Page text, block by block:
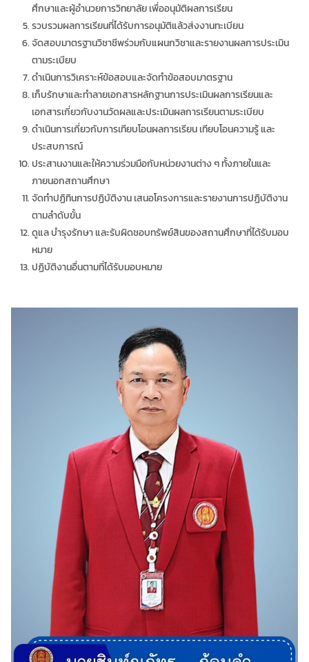
ศึกษาและผู้อำนวยการวิทยาลัย เพื่ออนุมัติผลการเรียน
รวบรวมผลการเรียนที่ได้รับการอนุมัติแล้วส่งงานทะเบียน
จัดสอบมาตรฐานวิชาชีพร่วมกับแผนกวิชาและรายงานผลการประเมิน
ตามระเบียบ
ดำเนินการวิเคราะห์ข้อสอบและจัดทำข้อสอบมาตรฐาน
เก็บรักษาและทำลายเอกสารหลักฐานการประเมินผลการเรียนและ
เอกสารเกี่ยวกับงานวัดผลและประเมินผลการเรียนตามระเบียบ
ดำเนินการเกี่ยวกับการเทียบโอนผลการเรียน เทียบโอนความรู้ และ
ประสบการณ์
ประสานงานและให้ความร่วมมือกับหน่วยงานต่าง ๆ ทั้งภายในและ
ภายนอกสถานศึกษา
จัดทำปฏิทินการปฏิบัติงาน เสนอโครงการและรายงานการปฏิบัติงาน
ตามลำดับขั้น
ดูแล บำรุงรักษา และรับผิดชอบทรัพย์สินของสถานศึกษาที่ได้รับมอบ
หมาย
ปฏิบัติงานอื่นตามที่ได้รับมอบหมาย